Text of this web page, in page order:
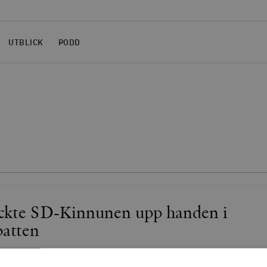
UTBLICK PODD
SD-Kinnunen upp handen i